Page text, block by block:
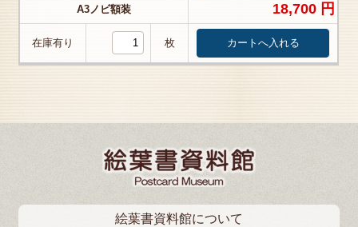
A3ノビ額装 18,700 円
在庫有り 枚
絵葉書資料館について